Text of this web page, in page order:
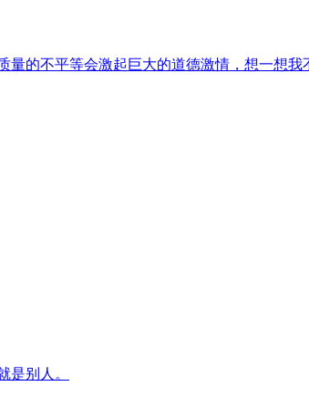
的不平等会激起巨大的道德激情，想一想我
是别人。